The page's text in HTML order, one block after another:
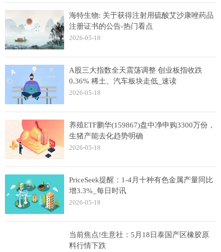
海特生物: 关于获得注射用硫酸艾沙康唑药品
注册证书的公告-热门看点
2026-05-18
A股三大指数全天震荡调整 创业板指收跌
0.36% 稀土、汽车板块走低_速读
2026-05-18
养殖ETF鹏华(159867)盘中净申购3300万份，
生猪产能去化趋势明确
2026-05-18
PriceSeek提醒：1-4月十种有色金属产量同比
增3.3%_每日时讯
2026-05-18
当前焦点!生意社：5月18日泰国产区橡胶原
料行情下跌